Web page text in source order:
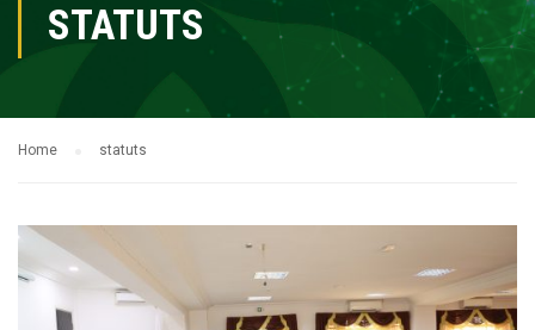
STATUTS
Home statuts